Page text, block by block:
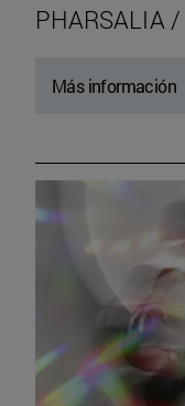
PHARSALIA
Más información